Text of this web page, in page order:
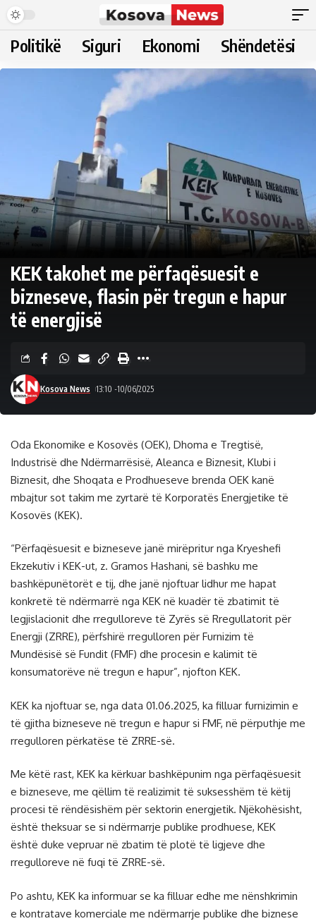
Politikë Siguri Ekonomi Shëndetësi
KEK takohet me përfaqësuesit e
bizneseve, flasin për tregun e hapur
të energjisë
Kosova News 13:10 -10/06/2025
Oda Ekonomike e Kosovës (OEK), Dhoma e Tregtisë,
Industrisë dhe Ndërmarrësisë, Aleanca e Biznesit, Klubi i
Biznesit, dhe Shoqata e Prodhueseve brenda OEK kanë
mbajtur sot takim me zyrtarë të Korporatës Energjetike të
Kosovës (KEK).
“Përfaqësuesit e bizneseve janë mirëpritur nga Kryeshefi
Ekzekutiv i KEK-ut, z. Gramos Hashani, së bashku me
bashkëpunëtorët e tij, dhe janë njoftuar lidhur me hapat
konkretë të ndërmarrë nga KEK në kuadër të zbatimit të
legjislacionit dhe rregulloreve të Zyrës së Rregullatorit për
Energji (ZRRE), përfshirë rregulloren për Furnizim të
Mundësisë së Fundit (FMF) dhe procesin e kalimit të
konsumatorëve në tregun e hapur”, njofton KEK.
KEK ka njoftuar se, nga data 01.06.2025, ka filluar furnizimin e
të gjitha bizneseve në tregun e hapur si FMF, në përputhje me
rregulloren përkatëse të ZRRE-së.
Me këtë rast, KEK ka kërkuar bashkëpunim nga përfaqësuesit
e bizneseve, me qëllim të realizimit të suksesshëm të këtij
procesi të rëndësishëm për sektorin energjetik. Njëkohësisht,
është theksuar se si ndërmarrje publike prodhuese, KEK
është duke vepruar në zbatim të plotë të ligjeve dhe
rregulloreve në fuqi të ZRRE-së.
Po ashtu, KEK ka informuar se ka filluar edhe me nënshkrimin
e kontratave komerciale me ndërmarrje publike dhe biznese